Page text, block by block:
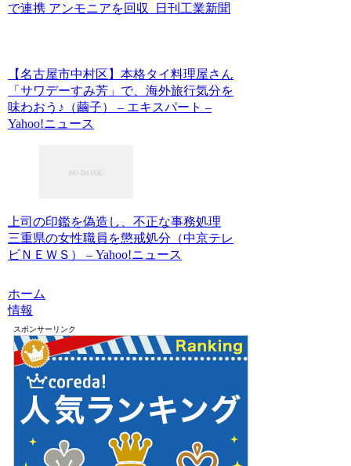
で連携 アンモニアを回収 日刊工業新聞
【名古屋市中村区】本格タイ料理屋さん
「サワデーすみ芳」で、海外旅行気分を
味わおう♪（繭子） – エキスパート –
Yahoo!ニュース
上司の印鑑を偽造し、不正な事務処理
三重県の女性職員を懲戒処分（中京テレ
ビＮＥＷＳ） – Yahoo!ニュース
ホーム
情報
スポンサーリンク